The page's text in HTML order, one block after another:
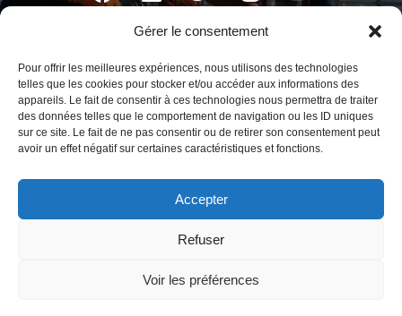
Gérer le consentement
Pour offrir les meilleures expériences, nous utilisons des technologies
telles que les cookies pour stocker et/ou accéder aux informations des
appareils. Le fait de consentir à ces technologies nous permettra de traiter
des données telles que le comportement de navigation ou les ID uniques
sur ce site. Le fait de ne pas consentir ou de retirer son consentement peut
avoir un effet négatif sur certaines caractéristiques et fonctions.
Accepter
Refuser
Voir les préférences
Fort d’Entrecasteaux
1, bd Charles Livon 13007 Marseille France
Phone : +33 (0)4 91 72 79 00
Email : contact@actavista.fr